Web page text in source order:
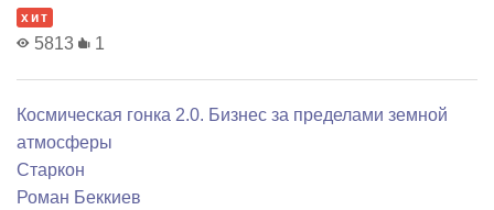
хит
5813 1
Космическая гонка 2.0. Бизнес за пределами земной
атмосферы
Старкон
Роман Беккиев